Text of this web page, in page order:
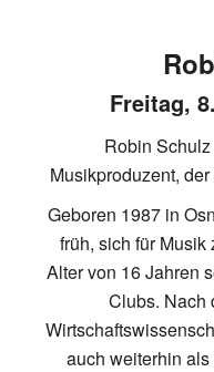
Freitag,
Robin
Musikproduzent,
Geboren 1987 in
früh, sich für
Alter von 16 Jahren
Clubs. Nach
auch weiterhin